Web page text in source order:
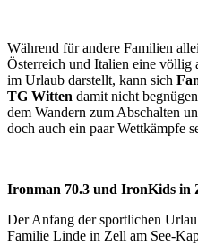
Während für andere Familien
Österreich und Italien eine völlig
im Urlaub darstellt, kann sich
TG Witten damit nicht
dem Wandern zum Abschalten
doch auch ein paar Wettkämpfe
Ironman 70.3 und IronKids in
Der Anfang der sportlichen
Familie Linde in Zell am See-